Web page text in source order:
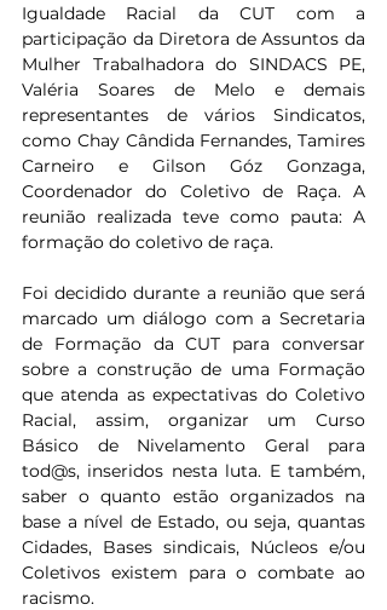
Igualdade Racial da CUT com a
participação da Diretora de Assuntos da
Mulher Trabalhadora do SINDACS PE,
Valéria Soares de Melo e demais
representantes de vários Sindicatos,
como Chay Cândida Fernandes, Tamires
Carneiro e Gilson Góz Gonzaga,
Coordenador do Coletivo de Raça. A
reunião realizada teve como pauta: A
formação do coletivo de raça.
Foi decidido durante a reunião que será
marcado um diálogo com a Secretaria
de Formação da CUT para conversar
sobre a construção de uma Formação
que atenda as expectativas do Coletivo
Racial, assim, organizar um Curso
Básico de Nivelamento Geral para
tod@s, inseridos nesta luta. E também,
saber o quanto estão organizados na
base a nível de Estado, ou seja, quantas
Cidades, Bases sindicais, Núcleos e/ou
Coletivos existem para o combate ao
racismo.